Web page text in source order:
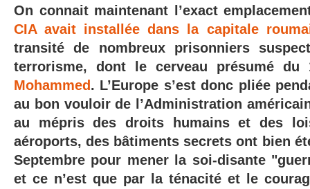
On connait maintenant l’exact
CIA avait installée dans la capitale
transité de nombreux prisonniers
terrorisme, dont le cerveau présumé du
Mohammed . L’Europe s’est donc pliée
au bon vouloir de l’Administration
au mépris des droits humains et des
aéroports, des bâtiments secrets ont bien
Septembre pour mener la soi-disante
et ce n’est que par la ténacité et le